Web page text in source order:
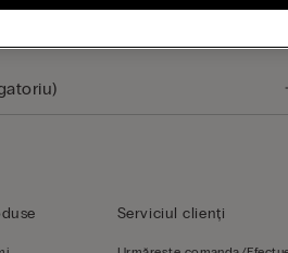
Serviciul clienți